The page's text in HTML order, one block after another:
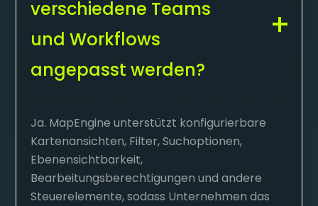
verschiedene Teams
und Workflows
angepasst werden?
Ja. MapEngine unterstützt konfigurierbare
Kartenansichten, Filter, Suchoptionen,
Ebenensichtbarkeit,
Bearbeitungsberechtigungen und andere
Steuerelemente, sodass Unternehmen das